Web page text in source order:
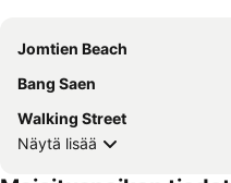
Jomtien Beach
Bang Saen
Walking Street
Näytä lisää